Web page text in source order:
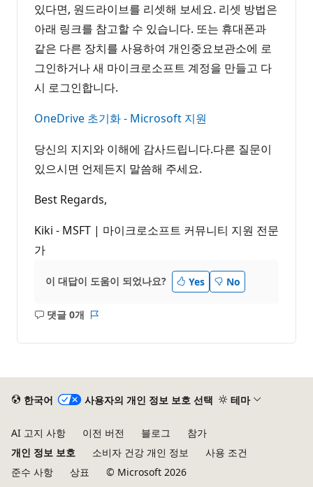
있다면, 원드라이브를 리셋해 보세요. 리셋 방법은
아래 링크를 참고할 수 있습니다. 또는 휴대폰과
같은 다른 장치를 사용하여 개인중요보관소에 로
그인하거나 새 마이크로소프트 계정을 만들고 다
시 로그인합니다.
OneDrive 초기화 - Microsoft 지원
당신의 지지와 이해에 감사드립니다.다른 질문이
있으시면 언제든지 말씀해 주세요.
Best Regards,
Kiki - MSFT | 마이크로소프트 커뮤니티 지원 전문
가
이 대답이 도움이 되었나요? Yes No
댓글 0개
설
한국어 사용자의 개인 정보 보호 선택 테마
AI 고지 사항 이전 버전 블로그
참가
개인 정보 보호
소비자 건강 개인 정보
사용 조건
준수 사항
상표 © Microsoft 2026